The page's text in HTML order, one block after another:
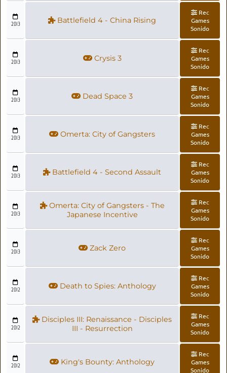
2013 Battlefield 4 - China Rising
Rec
Games
Sonido
2013 Crysis 3
Rec
Games
Sonido
2013 Dead Space 3
Rec
Games
Sonido
2013 Omerta: City of Gangsters
Rec
Games
Sonido
2013 Battlefield 4 - Second Assault
Rec
Games
Sonido
2013
Omerta: City of Gangsters - The
Japanese Incentive
Rec
Games
Sonido
2013 Zack Zero
Rec
Games
Sonido
2012 Death to Spies: Anthology
Rec
Games
Sonido
2012
Disciples III: Renaissance - Disciples
III - Resurrection
Rec
Games
Sonido
2012 King's Bounty: Anthology
Rec
Games
Sonido